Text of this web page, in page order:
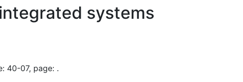
systems
40-07, page: .